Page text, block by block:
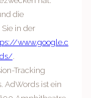
die
in der
www.google.c
Tracking
AdWords ist ein